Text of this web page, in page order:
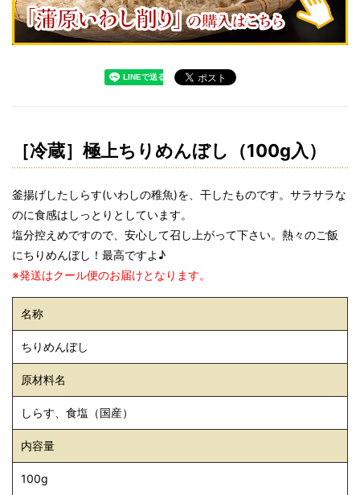
［冷蔵］極上ちりめんぼし（100g入）
釜揚げしたしらす(いわしの稚魚)を、干したものです。サラサラな
のに食感はしっとりとしています。
塩分控えめですので、安心して召し上がって下さい。熱々のご飯
にちりめんぼし！最高ですよ♪
※発送はクール便のお届けとなります。
名称
ちりめんぼし
原材料名
しらす、食塩（国産）
内容量
100g